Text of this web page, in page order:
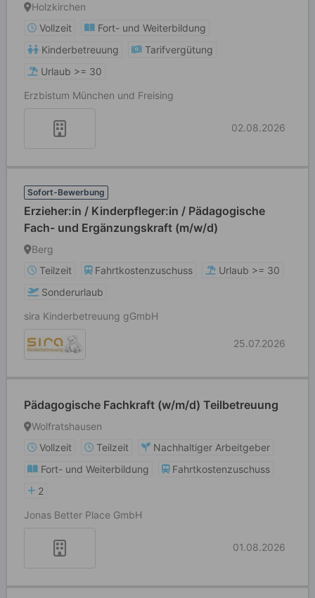
Holzkirchen
Vollzeit
Fort- und Weiterbildung
Kinderbetreuung
Tarifvergütung
Urlaub >= 30
Erzbistum München und Freising
02.08.2026
Sofort-Bewerbung
Erzieher:in / Kinderpfleger:in / Pädagogische
Fach- und Ergänzungskraft (m/w/d)
Berg
Teilzeit
Fahrtkostenzuschuss
Urlaub >= 30
Sonderurlaub
sira Kinderbetreuung gGmbH
25.07.2026
Pädagogische Fachkraft (w/m/d) Teilbetreuung
Wolfratshausen
Vollzeit
Teilzeit
Nachhaltiger Arbeitgeber
Fort- und Weiterbildung
Fahrtkostenzuschuss
2
Jonas Better Place GmbH
01.08.2026